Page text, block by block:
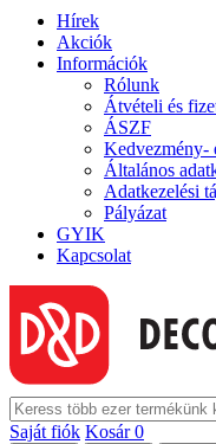
Hírek
Akciók
Információk
Rólunk
Átvételi és
ÁSZF
Kedvezmény-
Általános
Adatkezelési
Pályázat
GYIK
Kapcsolat
Saját fiók Kosár 0